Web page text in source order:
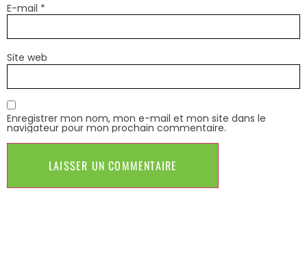
E-mail *
Site web
Enregistrer mon nom, mon e-mail et mon site dans le
navigateur pour mon prochain commentaire.